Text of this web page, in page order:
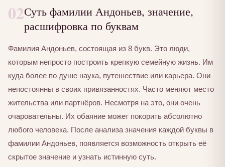
02Суть фамилии Андоньев, значение,
расшифровка по буквам
Фамилия Андоньев, состоящая из 8 букв. Это люди,
которым непросто построить крепкую семейную жизнь. Им
куда более по душе наука, путешествие или карьера. Они
непостоянны в своих привязанностях. Часто меняют место
жительства или партнёров. Несмотря на это, они очень
очаровательны. Их обаяние может покорить абсолютно
любого человека. После анализа значения каждой буквы в
фамилии Андоньев, появляется возможность открыть её
скрытое значение и узнать истинную суть.